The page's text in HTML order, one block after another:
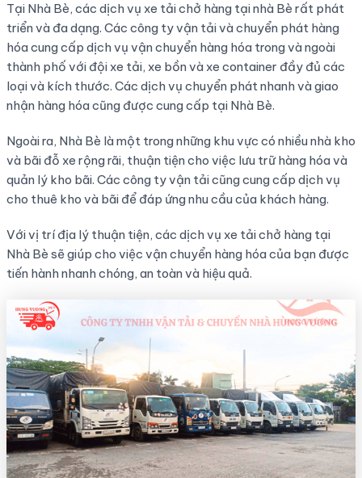
Tại Nhà Bè, các dịch vụ xe tải chở hàng tại nhà Bè rất phát
triển và đa dạng. Các công ty vận tải và chuyển phát hàng
hóa cung cấp dịch vụ vận chuyển hàng hóa trong và ngoài
thành phố với đội xe tải, xe bồn và xe container đầy đủ các
loại và kích thước. Các dịch vụ chuyển phát nhanh và giao
nhận hàng hóa cũng được cung cấp tại Nhà Bè.
Ngoài ra, Nhà Bè là một trong những khu vực có nhiều nhà kho
và bãi đỗ xe rộng rãi, thuận tiện cho việc lưu trữ hàng hóa và
quản lý kho bãi. Các công ty vận tải cũng cung cấp dịch vụ
cho thuê kho và bãi để đáp ứng nhu cầu của khách hàng.
Với vị trí địa lý thuận tiện, các dịch vụ xe tải chở hàng tại
Nhà Bè sẽ giúp cho việc vận chuyển hàng hóa của bạn được
tiến hành nhanh chóng, an toàn và hiệu quả.